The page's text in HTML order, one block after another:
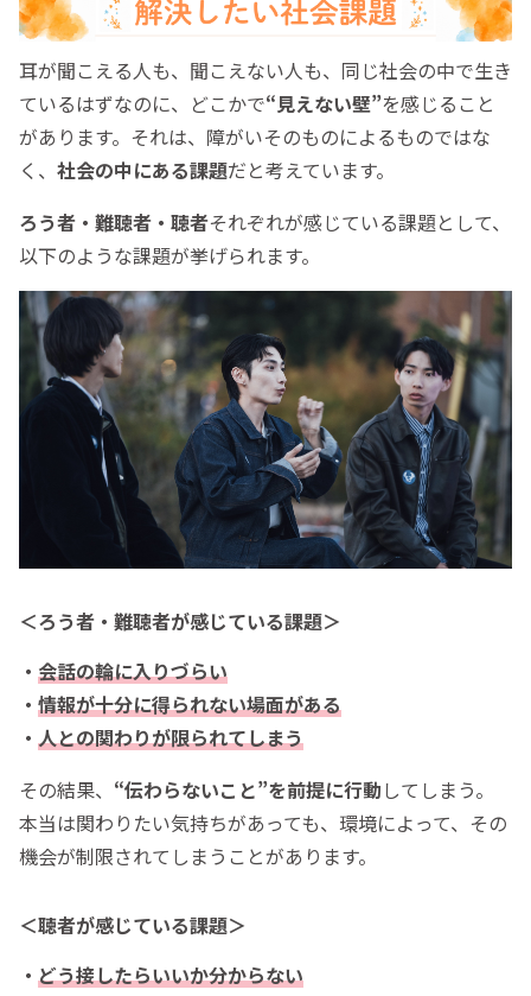
耳が聞こえる人も、聞こえない人も、同じ社会の中で生き
ているはずなのに、どこかで“見えない壁”を感じること
があります。それは、障がいそのものによるものではな
く、 社会の中にある課題だと考えています。
ろう者・難聴者・聴者それぞれが感じている課題として、
以下のような課題が挙げられます。
＜ろう者・難聴者が感じている課題＞
・ 会話の輪に入りづらい
・ 情報が十分に得られない場面がある
・ 人との関わりが限られてしまう
その結果、 “伝わらないこと”を前提に行動 してしまう。
本当は関わりたい気持ちがあっても、環境によって、その
機会が制限されてしまうことがあります。
＜聴者が感じている課題＞
・ どう接したらいいか分からない